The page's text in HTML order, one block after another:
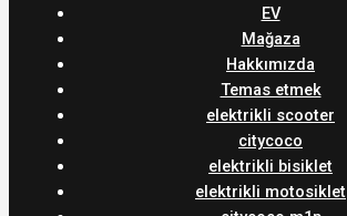
EV
Mağaza
Hakkımızda
Temas etmek
elektrikli scooter
citycoco
elektrikli bisiklet
elektrikli motosiklet